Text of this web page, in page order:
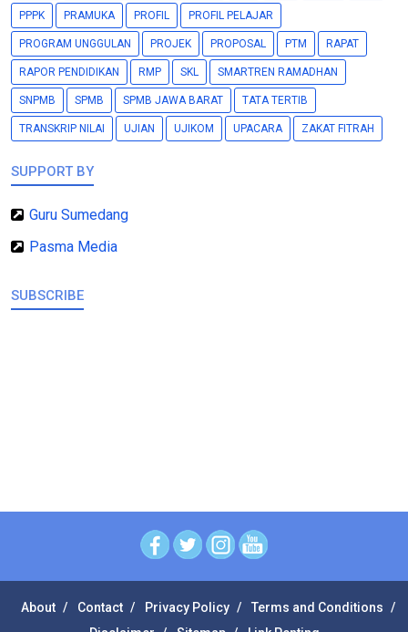
PPPK PRAMUKA PROFIL PROFIL PELAJAR
PROGRAM UNGGULAN PROJEK PROPOSAL PTM RAPAT
RAPOR PENDIDIKAN RMP SKL SMARTREN RAMADHAN
SNPMB SPMB SPMB JAWA BARAT TATA TERTIB
TRANSKRIP NILAI UJIAN UJIKOM UPACARA ZAKAT FITRAH
SUPPORT BY
Guru Sumedang
Pasma Media
SUBSCRIBE
About Contact Privacy Policy
Terms and Conditions